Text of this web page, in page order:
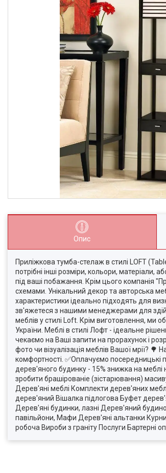
Опис
Приліжкова тумба-стелаж в стилі LOFT
потрібні інші розміри, кольори, матеріали,
під ваші побажання. Крім цього компанія
схемами. Унікальний декор та авторська
характеристики ідеально підходять для
зв'яжетеся з нашими менеджерами для
меблів у стилі Loft. Крім виготовлення, ми
України. Меблі в стилі Лофт - ідеальне
чекаємо на Ваші запити на прорахунок і
фото чи візуалізація меблів Вашої мрії?
комфортності. ✅Оплачуємо посередницькі
дерев'яного будинку - 15% знижка на
зробити брашірованіе (зістарювання)
Дерев'яні меблі Комплекти дерев'яних
дерев'яний Вішалка підлогова Буфет
Дерев'яні будинки, лазні Дерев'яний
павільйони, Мафи Дерев'яні альтанки
робоча Вироби з граніту Послуги Бартерні